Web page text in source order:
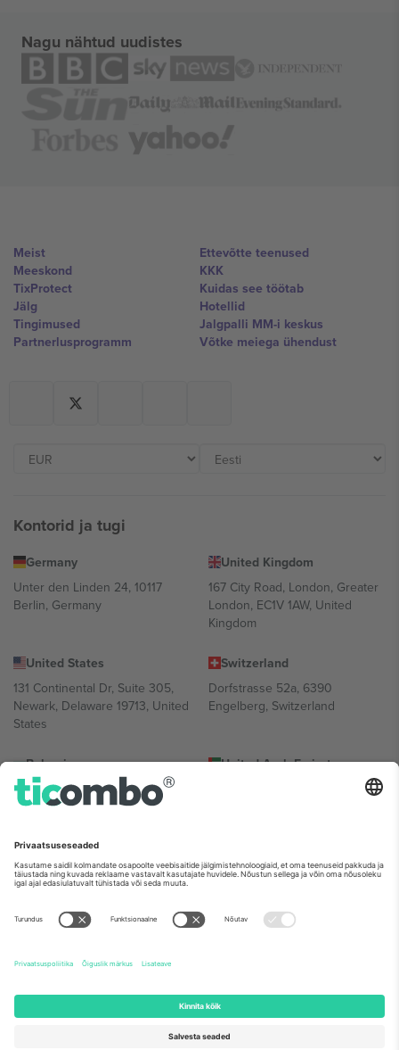
Nagu nähtud uudistes
Meist
Meeskond
TixProtect
Jälg
Tingimused
Partnerlusprogramm
Ettevõtte teenused
KKK
Kuidas see töötab
Hotellid
Jalgpalli MM-i keskus
Võtke meiega ühendust
Kontorid ja tugi
Germany
Unter den Linden 24, 10117
Berlin, Germany
United Kingdom
167 City Road, London, Greater
London, EC1V 1AW, United
Kingdom
United States
131 Continental Dr, Suite 305,
Newark, Delaware 19713, United
States
Switzerland
Dorfstrasse 52a, 6390
Engelberg, Switzerland
Bulgaria
Regus Sofia City West, bul
Totleben 53-55, 1606 Sofia,
United Arab Emirates
UAE Dubai Silicon Oasis, DDP
Mexico
Av Chapultepec 360, Roma
Norte, Cuauhtémoc, 06700
Ciudad de México, CDMX,
sündmusest ja/või domeenist. Detailide jaoks vaata konkreetse
sündmuse lehte, impressumit ja tingimusi.,
2026 Ticombo. Kõik õigused kaitstud.